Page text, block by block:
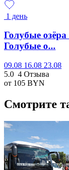
1 день
Голубые
Голубые о...
09.08 16.08 23.08
5.0 4 Отзыва
от 105 BYN
Смотрите